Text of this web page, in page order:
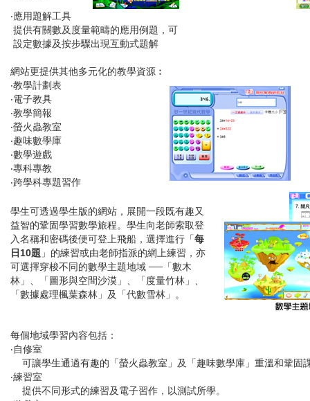
‧應用題解工具
提供有關數及度量範疇的應用例題，可
設定數據及按步驟出現互動式題解
網站更提供其他多元化的教學資源︰
‧教學計劃表
‧電子教具
‧教學簡報
‧螢火蟲教室
‧趣味數學庫
‧數學遊戲
‧專科專教
‧跨學科專題習作
學生可透過學生版的網站，展開一段既有趣又
益智的鞏固學習數學旅程。學生向老師索取登
入名稱和密碼後便可登上飛船，選擇進行「每
日 10題 」的練習或由老師指派的網上練習，亦
可選擇穿梭不同的數學主題地域 ──「數木
林」、「圖形與空間沙漠」、「度量竹林」、
「數據處理楓葉森林」及「代數雪林」。
每個地域學習內容包括：
‧自修室
可讓學生通過有趣的「螢火蟲教室」及「趣味數學庫」重溫和鞏固
‧練習室
提供不同形式的練習及電子習作，以測試所學。